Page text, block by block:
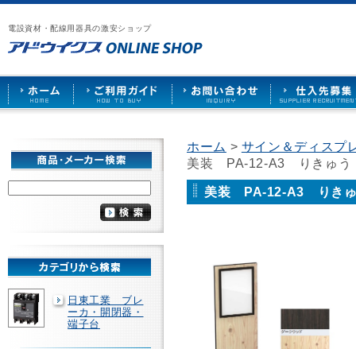
電設資材・配線用器具の激安ショップ
漏
電
ブ
レ
ー
カ
ー
や
照
ケ
ッ
ト
な
で
販
売
ア
ウ
イ
ス
HOME
ご
用
ガ
ド
お
い
合
せ
仕
先
募
日東工業 ブレ
ーカ・開閉器・
端子台
ホーム > サイン＆ディス
美装 PA-12-A3 りきゅ
美装 PA-12-A3 りき